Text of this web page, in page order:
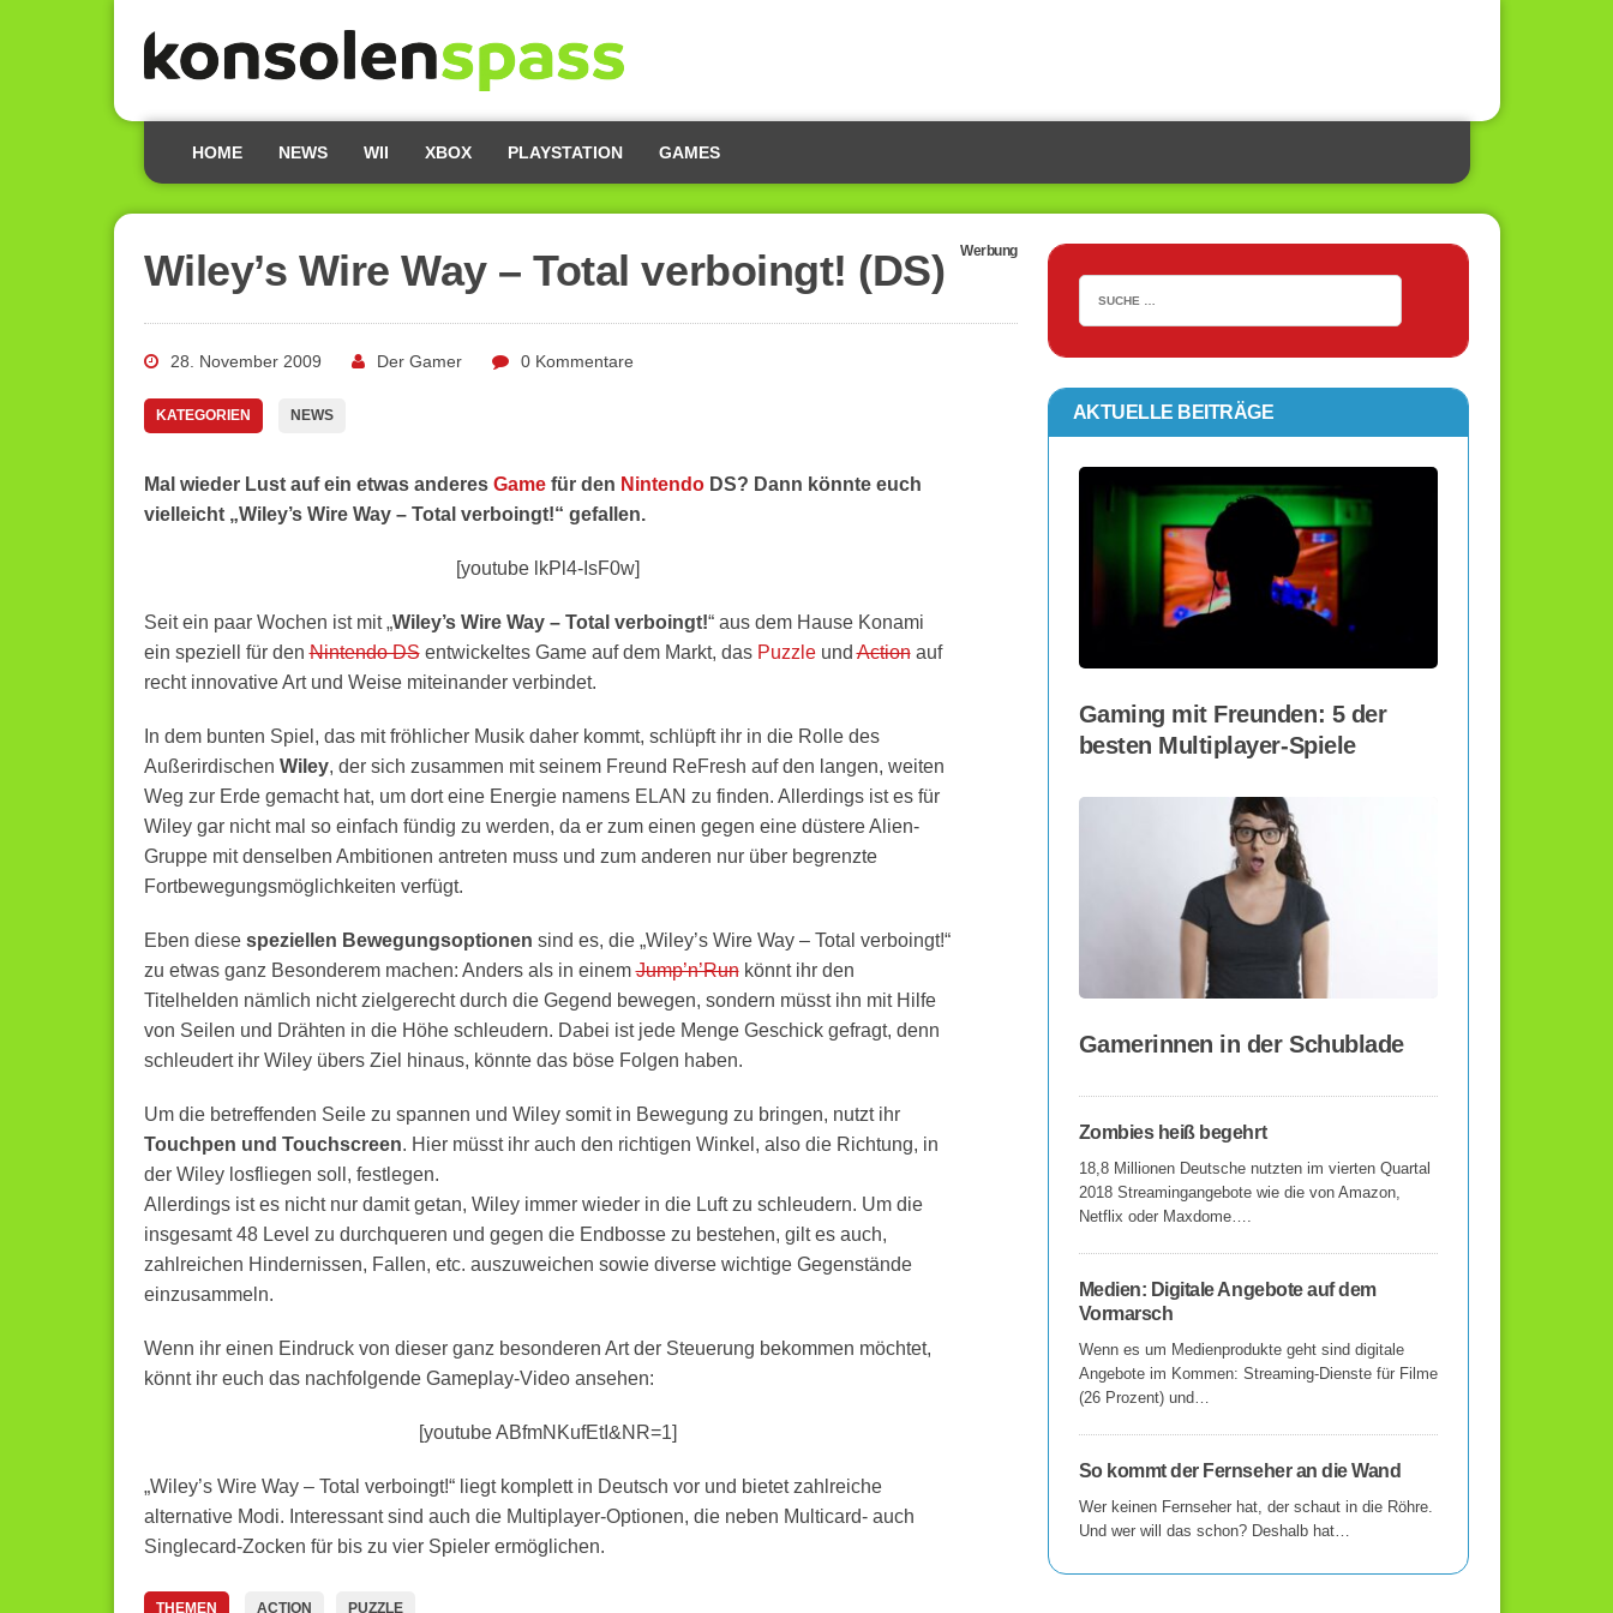
HOME NEWS WII XBOX PLAYSTATION GAMES
Wiley’s Wire Way – Total verboingt! (DS) Werbung
28. November 2009 Der Gamer 0 Kommentare
KATEGORIEN NEWS
Mal wieder Lust auf ein etwas anderes Gamefür den NintendoDS? Dann könnte euch
vielleicht „Wiley’s Wire Way – Total verboingt!“ gefallen.
[youtube lkPl4-IsF0w]
Seit ein paar Wochen ist mit „Wiley’s Wire Way – Total verboingt!“ aus dem Hause Konami
ein speziell für denNintendo DSentwickeltes Game auf dem Markt, das PuzzleundActionauf
recht innovative Art und Weise miteinander verbindet.
In dem bunten Spiel, das mit fröhlicher Musik daher kommt, schlüpft ihr in die Rolle des
Außerirdischen Wiley, der sich zusammen mit seinem Freund ReFresh auf den langen, weiten
Weg zur Erde gemacht hat, um dort eine Energie namens ELAN zu finden. Allerdings ist es für
Wiley gar nicht mal so einfach fündig zu werden, da er zum einen gegen eine düstere Alien-
Gruppe mit denselben Ambitionen antreten muss und zum anderen nur über begrenzte
Fortbewegungsmöglichkeiten verfügt.
Eben diese speziellen Bewegungsoptionen sind es, die „Wiley’s Wire Way – Total verboingt!“
zu etwas ganz Besonderem machen: Anders als in einemJump’n’Runkönnt ihr den
Titelhelden nämlich nicht zielgerecht durch die Gegend bewegen, sondern müsst ihn mit Hilfe
von Seilen und Drähten in die Höhe schleudern. Dabei ist jede Menge Geschick gefragt, denn
schleudert ihr Wiley übers Ziel hinaus, könnte das böse Folgen haben.
Um die betreffenden Seile zu spannen und Wiley somit in Bewegung zu bringen, nutzt ihr
Touchpen und Touchscreen. Hier müsst ihr auch den richtigen Winkel, also die Richtung, in
der Wiley losfliegen soll, festlegen.
Allerdings ist es nicht nur damit getan, Wiley immer wieder in die Luft zu schleudern. Um die
insgesamt 48 Level zu durchqueren und gegen die Endbosse zu bestehen, gilt es auch,
zahlreichen Hindernissen, Fallen, etc. auszuweichen sowie diverse wichtige Gegenstände
einzusammeln.
Wenn ihr einen Eindruck von dieser ganz besonderen Art der Steuerung bekommen möchtet,
könnt ihr euch das nachfolgende Gameplay-Video ansehen:
[youtube ABfmNKufEtI&NR=1]
„Wiley’s Wire Way – Total verboingt!“ liegt komplett in Deutsch vor und bietet zahlreiche
alternative Modi. Interessant sind auch die Multiplayer-Optionen, die neben Multicard- auch
Singlecard-Zocken für bis zu vier Spieler ermöglichen.
THEMEN ACTION PUZZLE
AKTUELLE BEITRÄGE
Gaming mit Freunden: 5 der
besten Multiplayer-Spiele
Gamerinnen in der Schublade
Zombies heiß begehrt
18,8 Millionen Deutsche nutzten im vierten Quartal
2018 Streamingangebote wie die von Amazon,
Netflix oder Maxdome….
Medien: Digitale Angebote auf dem
Vormarsch
Wenn es um Medienprodukte geht sind digitale
Angebote im Kommen: Streaming-Dienste für Filme
(26 Prozent) und…
So kommt der Fernseher an die Wand
Wer keinen Fernseher hat, der schaut in die Röhre.
Und wer will das schon? Deshalb hat…